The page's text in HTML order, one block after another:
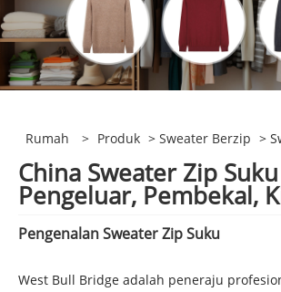
Rumah > Produk >Sweater Berzip >
China Sweater Zip Suku
Pengeluar, Pembekal,
Pengenalan Sweater Zip Suku
West Bull Bridge adalah peneraju